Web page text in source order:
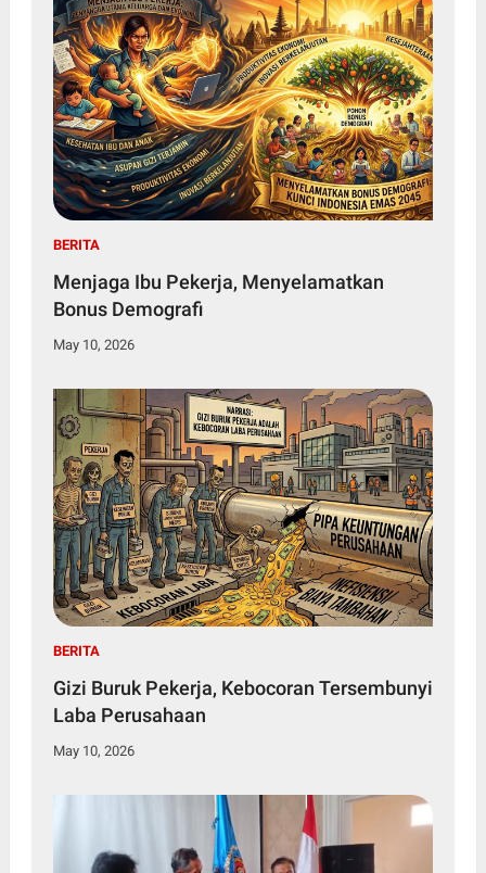
BERITA
Menjaga Ibu Pekerja, Menyelamatkan
Bonus Demografi
May 10, 2026
BERITA
Gizi Buruk Pekerja, Kebocoran Tersembunyi
Laba Perusahaan
May 10, 2026